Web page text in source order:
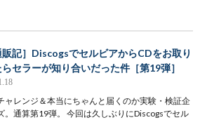
販記］DiscogsでセルビアからCDをお取り
セラーが知り合いだった件［第19弾］
ャレンジ＆本当にちゃんと届くのか実験・検証企
。通算第19弾。 今回は久しぶりにDiscogsでセル